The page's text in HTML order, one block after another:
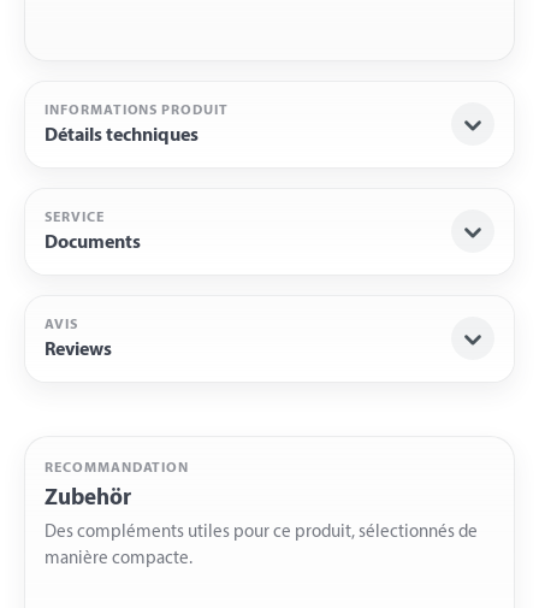
INFORMATIONS PRODUIT
Détails techniques
SERVICE
Documents
AVIS
Reviews
RECOMMANDATION
Zubehör
Des compléments utiles pour ce produit, sélectionnés de
manière compacte.